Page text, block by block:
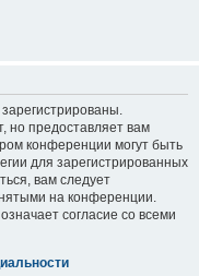
но предоставляет вам
конференции могут быть
для зарегистрированных
вам следует
на конференции.
согласие со всеми